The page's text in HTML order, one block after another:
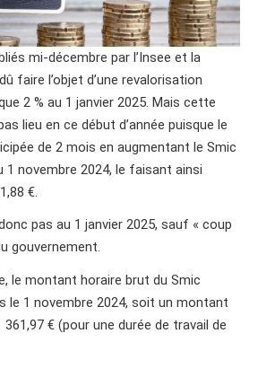
mi-décembre par l’Insee et la
faire l’objet d’une revalorisation
2 % au 1 janvier 2025. Mais cette
lieu en ce début d’année puisque le
de 2 mois en augmentant le Smic
1 novembre 2024, le faisant ainsi
€.
pas au 1 janvier 2025, sauf « coup
gouvernement.
le montant horaire brut du Smic
le 1 novembre 2024, soit un montant
€ (pour une durée de travail de